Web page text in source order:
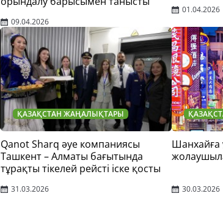
09.04.2026
01.04.2026
ҚАЗАҚСТАН ЖАҢАЛЫҚТАРЫ
Qanot Sharq әуе компаниясы
Ташкент – Алматы бағытында
тұрақты тікелей рейсті іске қосты
31.03.2026
Шанхайға
30.03.2026